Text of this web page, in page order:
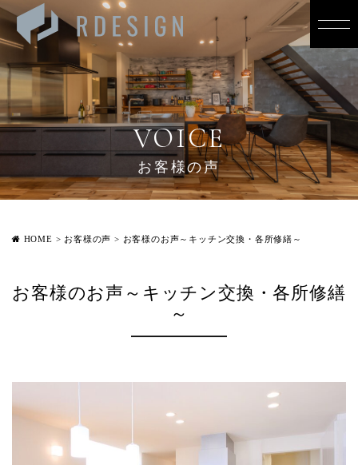
VOICE
お客様の声
HOME > お客様の声 > お客様のお声～キッチン交換・各所修繕～
お客様のお声～キッチン交換・各所修繕
～